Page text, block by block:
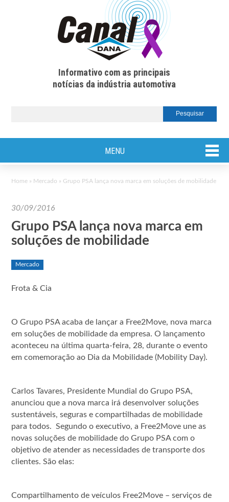
Informativo com as principais
notícias da indústria automotiva
MENU
Home » Mercado » Grupo PSA lança nova marca em soluções de mobilidade
30/09/2016
Grupo PSA lança nova marca em
soluções de mobilidade
Mercado
Frota & Cia
O Grupo PSA acaba de lançar a Free2Move, nova marca
em soluções de mobilidade da empresa. O lançamento
aconteceu na última quarta-feira, 28, durante o evento
em comemoração ao Dia da Mobilidade (Mobility Day).
Carlos Tavares, Presidente Mundial do Grupo PSA,
anunciou que a nova marca irá desenvolver soluções
sustentáveis, seguras e compartilhadas de mobilidade
para todos. Segundo o executivo, a Free2Move une as
novas soluções de mobilidade do Grupo PSA com o
objetivo de atender as necessidades de transporte dos
clientes. São elas:
Compartilhamento de veículos Free2Move – serviços de